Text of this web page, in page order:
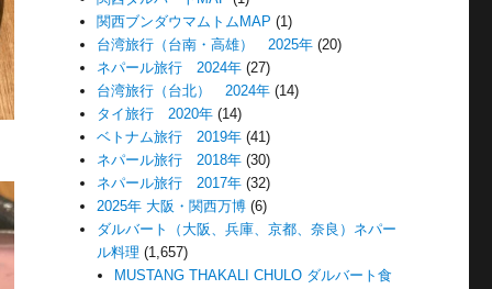
関西ブンダウマムトムMAP (1)
台湾旅行（台南・高雄） 2025年 (20)
ネパール旅行 2024年 (27)
台湾旅行（台北） 2024年 (14)
タイ旅行 2020年 (14)
ベトナム旅行 2019年 (41)
ネパール旅行 2018年 (30)
ネパール旅行 2017年 (32)
2025年 大阪・関西万博 (6)
ダルバート（大阪、兵庫、京都、奈良）ネパー
ル料理 (1,657)
MUSTANG THAKALI CHULO ダルバート食